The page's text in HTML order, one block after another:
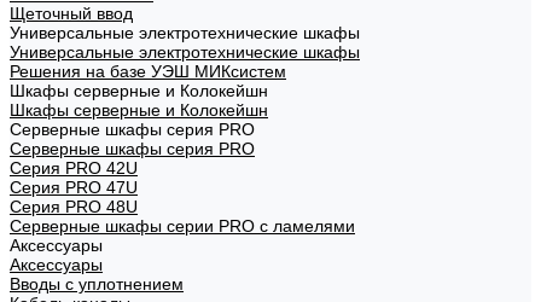
Щеточный ввод
Универсальные электротехнические шкафы
Универсальные электротехнические шкафы
Решения на базе УЭШ МИКсистем
Шкафы серверные и Колокейшн
Шкафы серверные и Колокейшн
Серверные шкафы серия PRO
Серверные шкафы серия PRO
Серия PRO 42U
Серия PRO 47U
Серия PRO 48U
Серверные шкафы серии PRO с ламелями
Аксессуары
Аксессуары
Вводы с уплотнением